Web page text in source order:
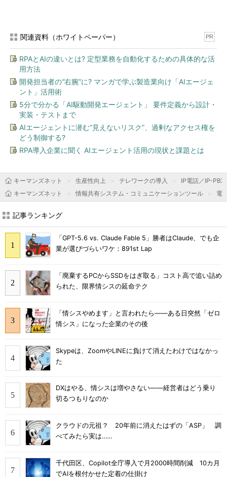
関連資料（ホワイトペーパー） PR
RPAとAIの違いとは? 定型業務を自動化するための具体的な活
用方法
開発担当者の“右腕”に? マンガで学ぶ製造業向け「AIエージェ
ント」活用術
5分で分かる「AI駆動開発エージェント」 要件定義から設計・
実装・テストまで
AIエージェントに潜む“見えないリスク”、過剰なアクセス権を
どう制御する?
RPA導入企業に聞く AIエージェント活用の現状と課題とは
キーマンズネット 生産性向上 テレワークの導入
IP電話／IP-PBX
キーマンズネット
情報共有システム・コミュニケーションツール 電
記事ランキング
「GPT-5.6 vs. Claude Fable 5」勝者はClaude、でも企
業が選びづらいワケ：891st Lap
「廃棄するPCからSSDをはぎ取る」コスト高で追い詰め
られた、限界情シスの延命テク
「情シスやめます」と言われたら――ある日突然「ゼロ
情シス」になった企業のその後
Skypeは、ZoomやLINEに負けて消えたわけではなかっ
た
DXはやる、情シスは増やさない――経営者はどう乗り
切るつもりなのか
クラウドの元祖？ 20年前に消えたはずの「ASP」 調
べてみたら実は……
千代田区、Copilot全庁導入で月2000時間削減 10カ月
でAIを根付かせた定着の仕掛け